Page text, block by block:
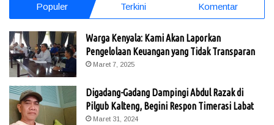
Populer Terkini Komentar
Warga Kenyala: Kami Akan Laporkan
Pengelolaan Keuangan yang Tidak Transparan
Maret 7, 2025
Digadang-Gadang Dampingi Abdul Razak di
Pilgub Kalteng, Begini Respon Timerasi Labat
Maret 31, 2024